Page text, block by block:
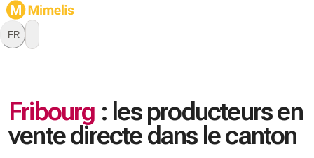
FR
Fribourg : les producteurs en
vente directe dans le canton